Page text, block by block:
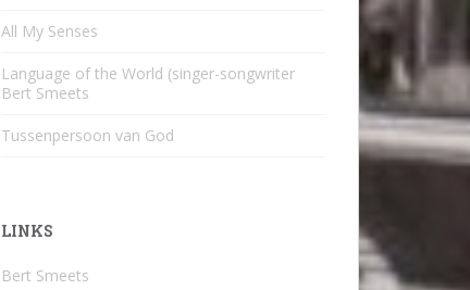
All My Senses
Language of the World (singer-songwriter
Bert Smeets
Tussenpersoon van God
LINKS
Bert Smeets